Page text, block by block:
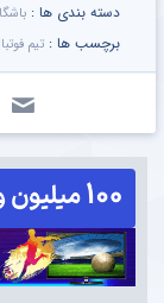
دسته بندی ها :
برچسب ها : تیم